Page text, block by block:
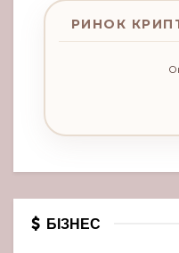
РИНОК
БІЗНЕС